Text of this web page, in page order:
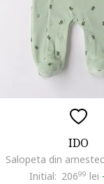
IDO
Initial: 20699 lei -